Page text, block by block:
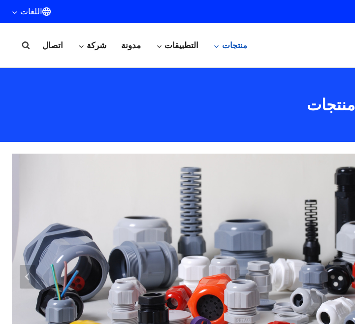
اللغات
منتجات التطبيقات مدونة شركة اتصال
منتجات